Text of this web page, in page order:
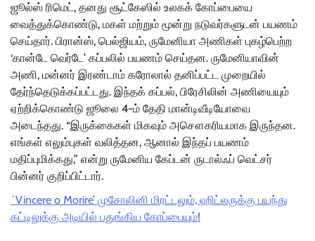
ஜூல்ஸ் ரிமெட், தனது சூட்கேஸில் உலகக் கோப்பையை
வைத்துக்கொண்டு, மகள் மற்றும் மூன்று நடுவர்களுடன் பயணம்
செய்தார். பிரான்ஸ், பெல்ஜியம், ருமேனியா அணிகள் புகழ்பெற்ற
‘கான்டே வெர்டே’ கப்பலில் பயணம் செய்தன. ருமேனியாவின்
அணி, மன்னர் இரண்டாம் கரோலால் தனிப்பட்ட முறையில்
தேர்ந்தெடுக்கப்பட்டது. இந்தக் கப்பல், பிரேசிலின் அணியையும்
ஏற்றிக்கொண்டு ஜூலை 4-ம் தேதி மான்டிவீடியோவை
அடைந்தது. “இருக்கைகள் மிகவும் அசௌகரியமாக இருந்தன.
எங்கள் எலும்புகள் வலித்தன, ஆனால் இந்தப் பயணம்
மதிப்புமிக்கது,” என்று ருமேனிய கேப்டன் ருடால்ஃப் வெட்சர்
பின்னர் குறிப்பிட்டார்.
`Vincere o Morire’ முசோலினி மிரட்டலும், ஹிட்லருக்கு பயந்து
கட்டிலுக்கு அடியில் பதுங்கிய கோப்பையும்!